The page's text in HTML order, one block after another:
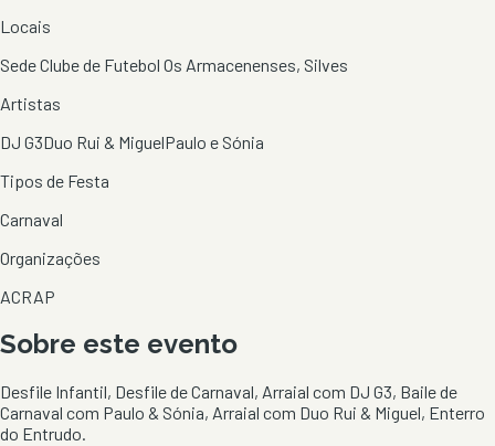
Locais
Sede Clube de Futebol Os Armacenenses, Silves
Artistas
DJ G3Duo Rui & MiguelPaulo e Sónia
Tipos de Festa
Carnaval
Organizações
ACRAP
Sobre este evento
Desfile Infantil, Desfile de Carnaval, Arraial com DJ G3, Baile de
Carnaval com Paulo & Sónia, Arraial com Duo Rui & Miguel, Enterro
do Entrudo.